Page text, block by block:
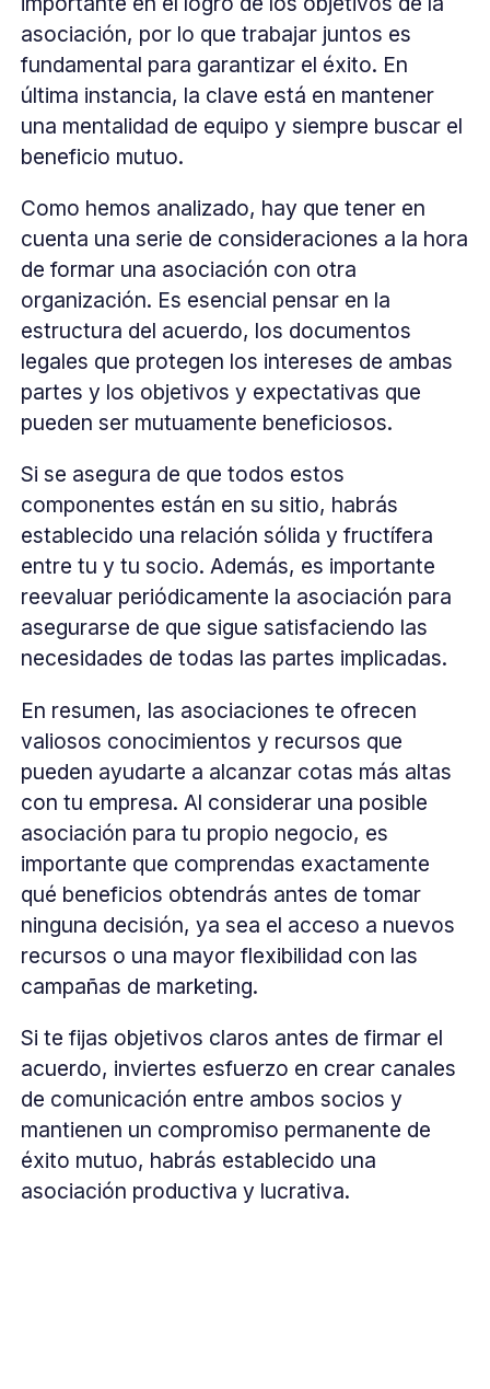
asociación, por lo que trabajar juntos es
fundamental para garantizar el éxito. En
última instancia, la clave está en mantener
una mentalidad de equipo y siempre buscar el
beneficio mutuo.
Como hemos analizado, hay que tener en
cuenta una serie de consideraciones a la hora
de formar una asociación con otra
organización. Es esencial pensar en la
estructura del acuerdo, los documentos
legales que protegen los intereses de ambas
partes y los objetivos y expectativas que
pueden ser mutuamente beneficiosos.
Si se asegura de que todos estos
componentes están en su sitio, habrás
establecido una relación sólida y fructífera
entre tu y tu socio. Además, es importante
reevaluar periódicamente la asociación para
asegurarse de que sigue satisfaciendo las
necesidades de todas las partes implicadas.
En resumen, las asociaciones te ofrecen
valiosos conocimientos y recursos que
pueden ayudarte a alcanzar cotas más altas
con tu empresa. Al considerar una posible
asociación para tu propio negocio, es
importante que comprendas exactamente
qué beneficios obtendrás antes de tomar
ninguna decisión, ya sea el acceso a nuevos
recursos o una mayor flexibilidad con las
campañas de marketing.
Si te fijas objetivos claros antes de firmar el
acuerdo, inviertes esfuerzo en crear canales
de comunicación entre ambos socios y
mantienen un compromiso permanente de
éxito mutuo, habrás establecido una
asociación productiva y lucrativa.